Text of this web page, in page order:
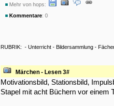
Mehr von hops:
Kommentare: 0
RUBRIK: - Unterricht - Bildersammlung -
Märchen - Lesen 3#
Motivationsbild, Stationsbild,
Stapel mit acht Büchern vor einem